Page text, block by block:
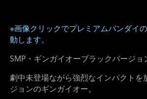
※画像クリックでプレミアムバンダイ
動します。
SMP・ギンガイオーブラックバージョ
劇中未登場ながら強烈なインパクトを
ジョンのギンガイオー。